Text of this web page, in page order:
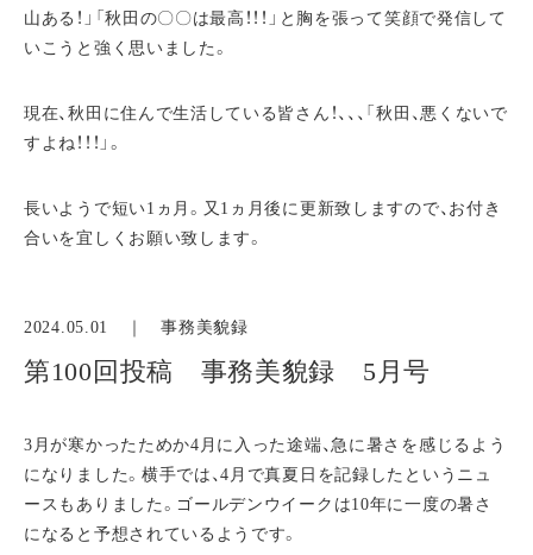
山ある！」「秋田の〇〇は最高！！！」と胸を張って笑顔で発信して
いこうと強く思いました。
現在、秋田に住んで生活している皆さん！、、、「秋田、悪くないで
すよね！！！」。
長いようで短い1ヵ月。又1ヵ月後に更新致しますので、お付き
合いを宜しくお願い致します。
2024.05.01 ｜事務美貌録
第100回投稿 事務美貌録 5月号
3月が寒かったためか4月に入った途端、急に暑さを感じるよう
になりました。横手では、4月で真夏日を記録したというニュ
ースもありました。ゴールデンウイークは10年に一度の暑さ
になると予想されているようです。